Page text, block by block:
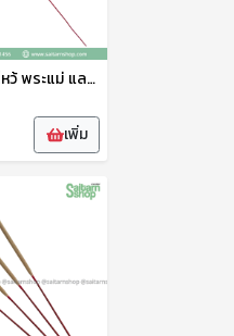
ธูปแดงก้านยาวไหว้ พระแม่ และเทพทุกพระองค์ ธูปจุดบูชา ธูปจุดไหว้พระ ธูปหอม ธูปหอมไทย ควันน้อย จุดติดง่าย ธูปแดงท้าวเวสสุวรรณ ลัคกี้
เพิ่ม